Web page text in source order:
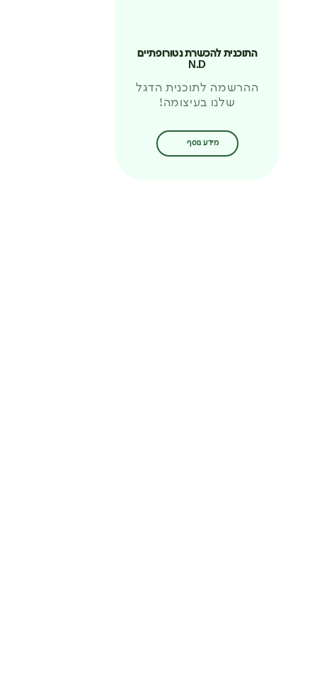
התוכנית להכשרת נטורופתיים
N.D
ההרשמה לתוכנית הדגל
שלנו בעיצומה!
מידע נוסף